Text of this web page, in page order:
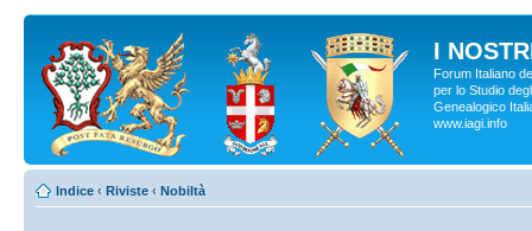
I
Forum Italiano
per lo Studio
Genealogico
www.iagi.info
Indice ‹ Riviste ‹ Nobiltà